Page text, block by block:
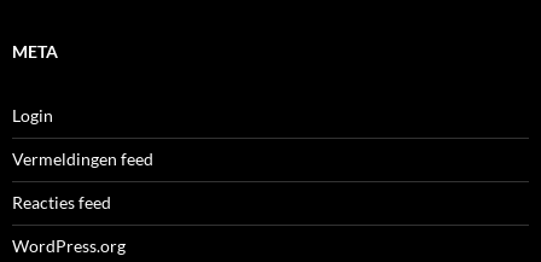
META
Login
Vermeldingen feed
Reacties feed
WordPress.org